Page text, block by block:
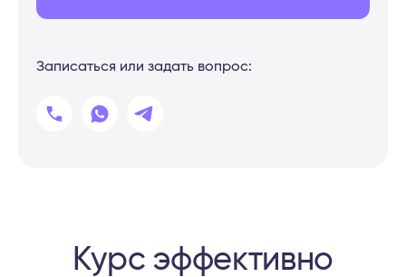
Записаться или задать вопрос:
Курс эффективно